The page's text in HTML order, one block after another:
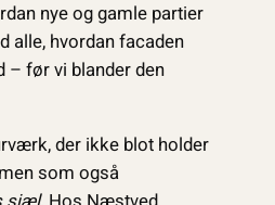
nye og gamle partier
alle, hvordan facaden
– før vi blander den
der ikke blot holder
som også